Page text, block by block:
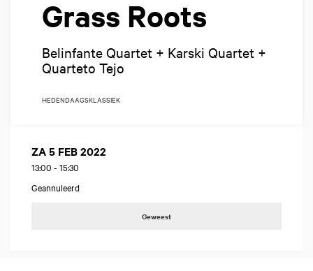
Grass Roots
Belinfante Quartet + Karski Quartet +
Quarteto Tejo
HEDENDAAGSKLASSIEK
ZA 5 FEB 2022
13:00 - 15:30
Geannuleerd
Geweest